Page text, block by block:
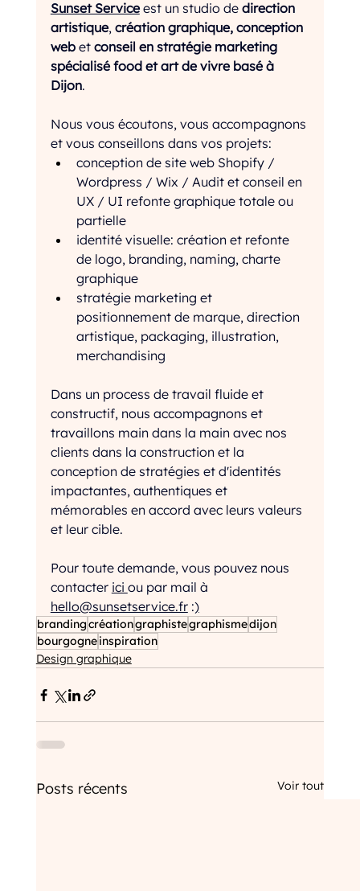
Sunset Service est un studio de direction
artistique, création graphique, conception
web et conseil en stratégie marketing
spécialisé food et art de vivre basé à
Dijon.
Nous vous écoutons, vous accompagnons
et vous conseillons dans vos projets:
conception de site web Shopify /
Wordpress / Wix / Audit et conseil en
UX / UI refonte graphique totale ou
partielle
identité visuelle: création et refonte
de logo, branding, naming, charte
graphique
stratégie marketing et
positionnement de marque, direction
artistique, packaging, illustration,
merchandising
Dans un process de travail fluide et
constructif, nous accompagnons et
travaillons main dans la main avec nos
clients dans la construction et la
conception de stratégies et d'identités
impactantes, authentiques et
mémorables en accord avec leurs valeurs
et leur cible.
Pour toute demande, vous pouvez nous
contacter ici ou par mail à
hello@sunsetservice.fr :)
brandingcréationgraphistegraphismedijon
bourgogneinspiration
Design graphique
Posts récents Voir tout